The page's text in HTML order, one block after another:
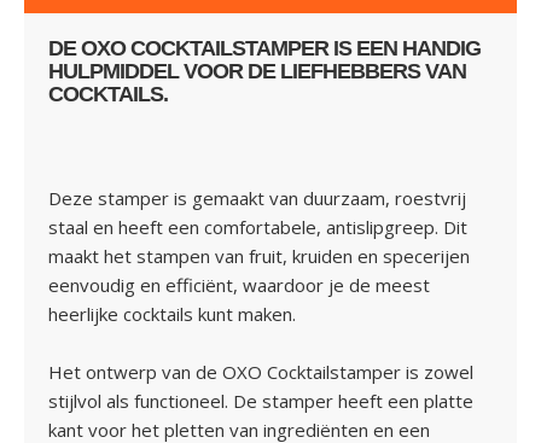
DE OXO COCKTAILSTAMPER IS EEN HANDIG
HULPMIDDEL VOOR DE LIEFHEBBERS VAN
COCKTAILS.
Deze stamper is gemaakt van duurzaam, roestvrij
staal en heeft een comfortabele, antislipgreep. Dit
maakt het stampen van fruit, kruiden en specerijen
eenvoudig en efficiënt, waardoor je de meest
heerlijke cocktails kunt maken.
Het ontwerp van de OXO Cocktailstamper is zowel
stijlvol als functioneel. De stamper heeft een platte
kant voor het pletten van ingrediënten en een